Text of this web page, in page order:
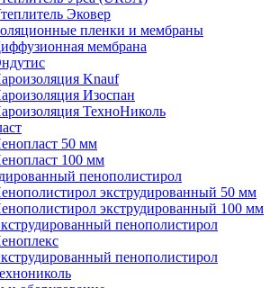
Эковер
пленки и мембраны
мембрана
Knauf
Изоспан
ТехноНиколь
50 мм
100 мм
пенополистирол
экструдированный 50 мм
экструдированный 100 мм
пенополистирол
пенополистирол